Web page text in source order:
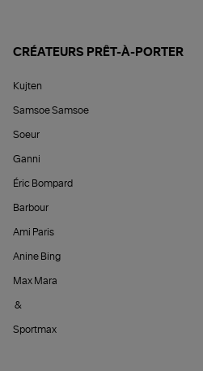
CRÉATEURS PRÊT-À-PORTER
Kujten
Samsoe Samsoe
Soeur
Ganni
Éric Bompard
Barbour
Ami Paris
Anine Bing
Max Mara
&
Sportmax